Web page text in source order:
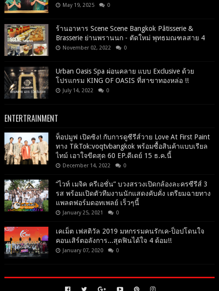
May 19, 2025 0
ร้านอาหาร Scene Scene Bangkok Pâtisserie &
Brasserie ย่านพรานนก - ตัดใหม่ พุทธมณฑลสาย 4
November 02, 2022 0
Urban Oasis Spa ผ่อนคลาย แบบ Exclusive ด้วย
โปรแกรม KING OF OASIS ที่สาขาทองหล่อ !!
July 14, 2022 0
ENTERTRAINMENT
ท็อปมูฟ เปิดซิง! กับการดูซีรีส์วาย Love At First Paint
ทาง TikTok:voqtvbangkok พร้อมซื้อสินค้าแบบเรียล
ไทม์ เอาใจขีดสุด 60 EP.ดีเดย์ 15 ธ.ค.นี้
December 14, 2022 0
“ไวท์ เมจิค ครีเอชั่น” บวงสรวงเปิดกล้องละครซีรีส์ 3
รส พร้อมเปิดตัวทีมงานนักแสดงคับคั่ง เตรียมฉายทาง
แพลตฟอร์มดอทเพลย์ เร็วๆนี้
January 25, 2021 0
เคเม็ต เฟสติวัล 2019 มหกรรมคนรักเค-ป็อปโดนใจ
คอนเสิร์ตอลังการ...สุดฟินได้ใจ 4 ด้อม!!
January 07, 2020 0